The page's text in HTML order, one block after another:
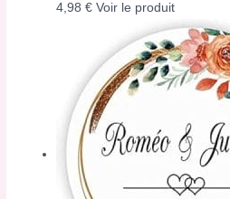
4,98€ Voir le produit